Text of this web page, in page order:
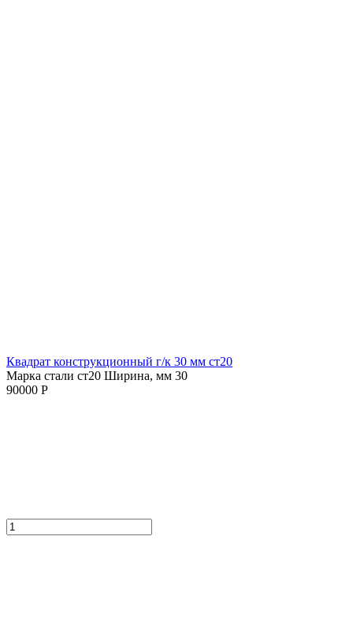
Квадрат конструкционный г/к 30 мм cт20
Марка стали ст20 Ширина, мм 30
90000 Р